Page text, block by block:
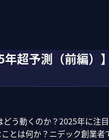
年超予測（前編
う動くのか？2025年に注
とは何か？ニデック創業